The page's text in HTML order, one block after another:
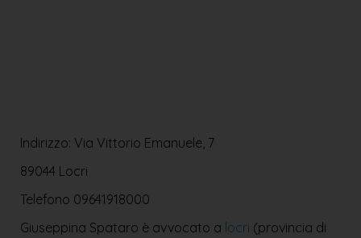
Indirizzo: Via Vittorio Emanuele, 7
89044 Locri
Telefono 09641918000
Giuseppina Spataro è avvocato a locri (provincia di